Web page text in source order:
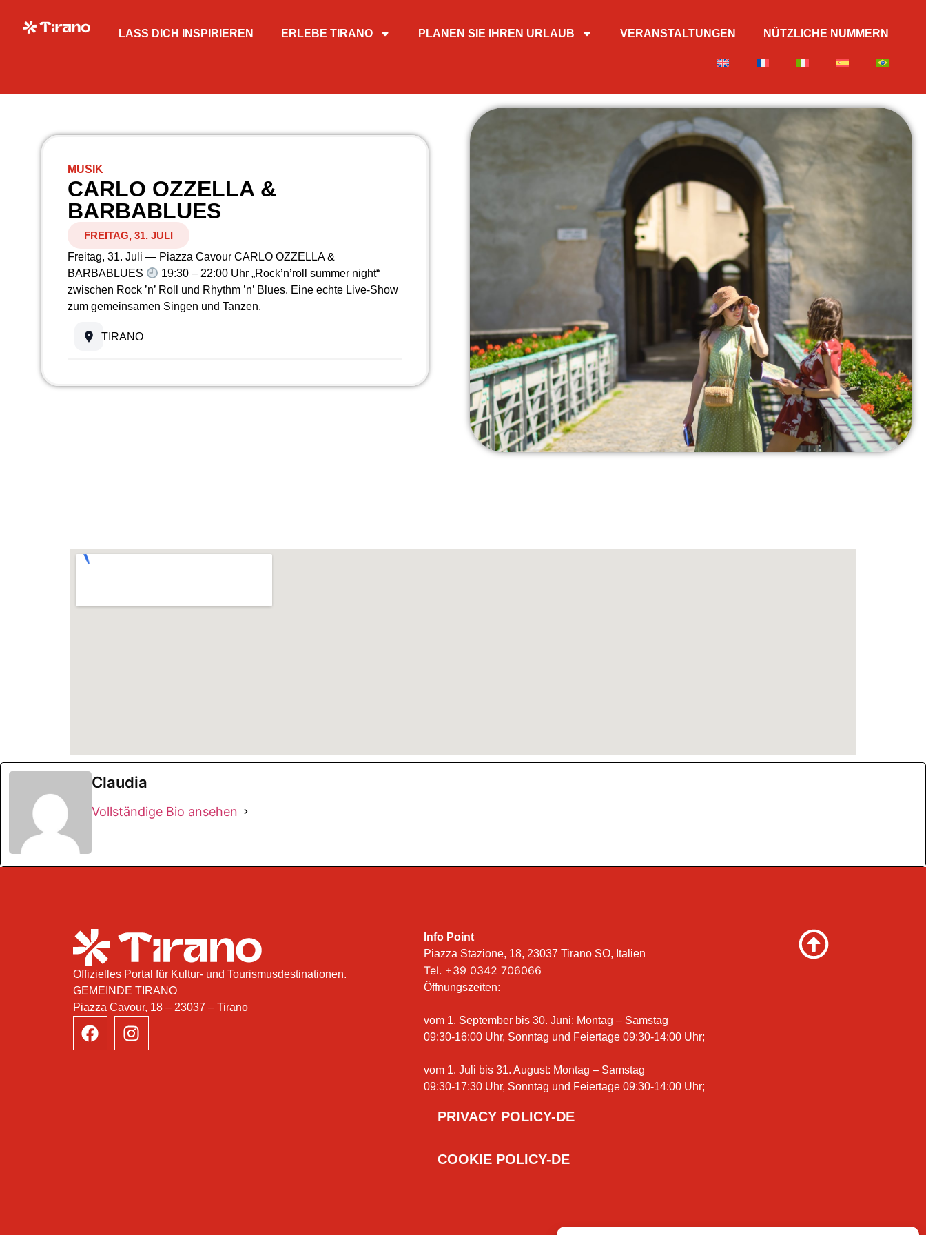
LASS DICH INSPIRIEREN ERLEBE TIRANO PLANEN SIE IHREN URLAUB VERANSTALTUNGEN NÜTZLICHE NUMMERN
MUSIK
CARLO OZZELLA &
BARBABLUES
FREITAG, 31. JULI
Freitag, 31. Juli — Piazza Cavour CARLO OZZELLA &
BARBABLUES
19:30 – 22:00 Uhr „Rock’n’roll summer night“
zwischen Rock ’n’ Roll und Rhythm ’n’ Blues. Eine echte Live-Show
zum gemeinsamen Singen und Tanzen.
TIRANO
Claudia
Vollständige Bio ansehen
Offizielles Portal für Kultur- und Tourismusdestinationen.
GEMEINDE TIRANO
Piazza Cavour, 18 – 23037 – Tirano
Info Point
Piazza Stazione, 18, 23037 Tirano SO, Italien
Tel. +39 0342 706066
Öffnungszeiten:
vom 1. September bis 30. Juni: Montag – Samstag
09:30-16:00 Uhr, Sonntag und Feiertage 09:30-14:00 Uhr;
vom 1. Juli bis 31. August: Montag – Samstag
09:30-17:30 Uhr, Sonntag und Feiertage 09:30-14:00 Uhr;
PRIVACY POLICY-DE
COOKIE POLICY-DE